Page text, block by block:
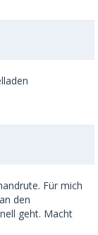
Für mich
den
geht. Macht